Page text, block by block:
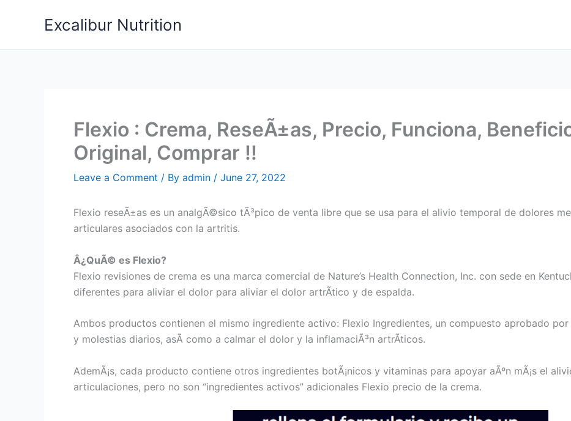
Excalibur Nutrition
Flexio : Crema, ReseÃ±as, Precio, Funciona,
Original, Comprar !!
Leave a Comment / By admin / June 27, 2022
Flexio reseÃ±as es un analgÃ©sico tÃ³pico de venta libre que se usa para el alivio temporal de dolores
articulares asociados con la artritis.
Â¿QuÃ© es Flexio?
Flexio revisiones de crema es una marca comercial de Nature’s Health Connection, Inc. con sede en
diferentes para aliviar el dolor para aliviar el dolor artrÃ­tico y de espalda.
Ambos productos contienen el mismo ingrediente activo: Flexio Ingredientes, un compuesto aprobado
y molestias diarios, asÃ­ como a calmar el dolor y la inflamaciÃ³n artrÃ­ticos.
AdemÃ¡s, cada producto contiene otros ingredientes botÃ¡nicos y vitaminas para apoyar aÃºn mÃ¡s el
articulaciones, pero no son “ingredientes activos” adicionales Flexio precio de la crema.